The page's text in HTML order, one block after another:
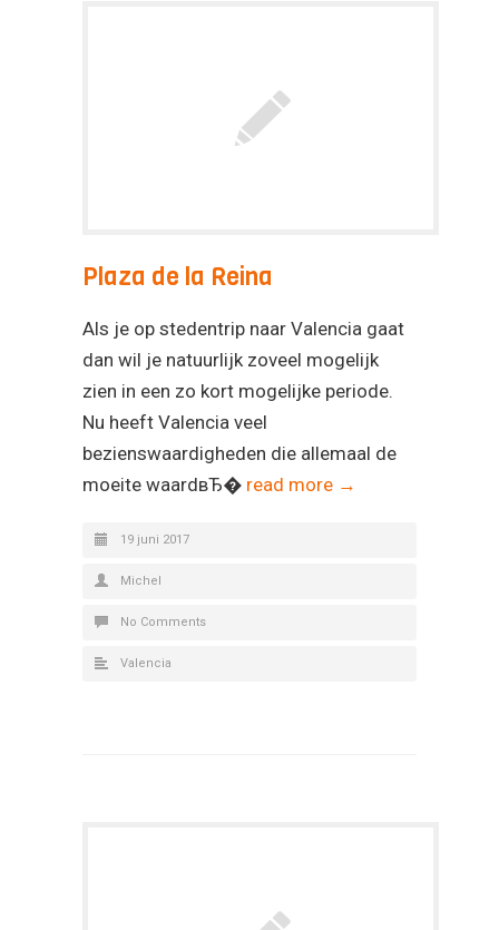
Plaza de la Reina
Als je op stedentrip naar Valencia gaat
dan wil je natuurlijk zoveel mogelijk
zien in een zo kort mogelijke periode.
Nu heeft Valencia veel
bezienswaardigheden die allemaal de
moeite waardвЂ� read more →
19 juni 2017
Michel
No Comments
Valencia